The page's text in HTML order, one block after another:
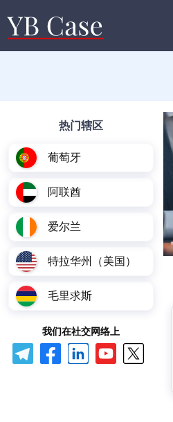
热门辖区
葡萄牙
阿联酋
爱尔兰
特拉华州（美国）
毛里求斯
我们在社交网络上